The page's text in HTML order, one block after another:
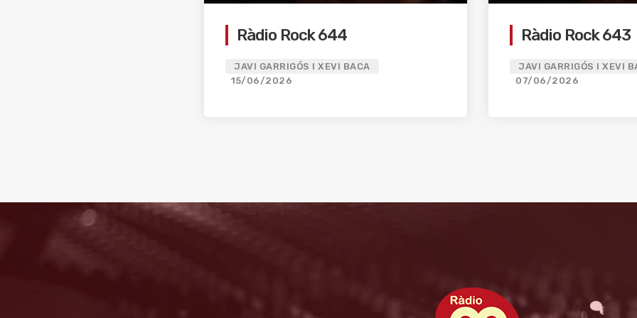
Ràdio Rock 644
JAVI GARRIGÓS I XEVI BACA
15/06/2026
Ràdio Rock 643
JAVI GARRIGÓS I XEVI
07/06/2026